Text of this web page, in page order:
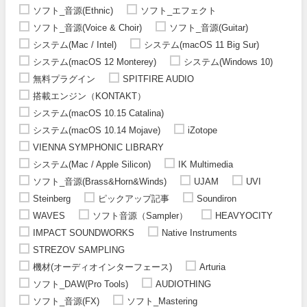
ソフト_音源(Ethnic)
ソフト_エフェクト
ソフト_音源(Voice & Choir)
ソフト_音源(Guitar)
システム(Mac / Intel)
システム(macOS 11 Big Sur)
システム(macOS 12 Monterey)
システム(Windows 10)
無料プラグイン
SPITFIRE AUDIO
搭載エンジン（KONTAKT）
システム(macOS 10.15 Catalina)
システム(macOS 10.14 Mojave)
iZotope
VIENNA SYMPHONIC LIBRARY
システム(Mac / Apple Silicon)
IK Multimedia
ソフト_音源(Brass&Horn&Winds)
UJAM
UVI
Steinberg
ピックアップ記事
Soundiron
WAVES
ソフト音源（Sampler）
HEAVYOCITY
IMPACT SOUNDWORKS
Native Instruments
STREZOV SAMPLING
機材(オーディオインターフェース)
Arturia
ソフト_DAW(Pro Tools)
AUDIOTHING
ソフト_音源(FX)
ソフト_Mastering